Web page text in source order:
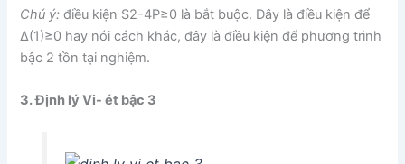
Chú ý: điều kiện S2-4P≥0 là bắt buộc. Đây là điều kiện để
∆(1)≥0 hay nói cách khác, đây là điều kiện để phương trình
bậc 2 tồn tại nghiệm.
3. Định lý Vi- ét bậc 3